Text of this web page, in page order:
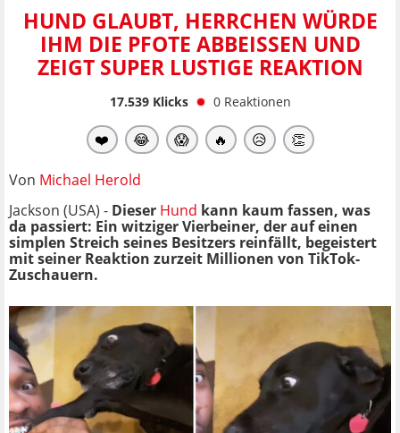
HUND GLAUBT, HERRCHEN WÜRDE
IHM DIE PFOTE ABBEISSEN UND Z
EIGT SUPER LUSTIGE REAKTION
17.539Klicks 0 Reaktionen
❤️ 😂 😱 🔥 😥 👏
Von Michael Herold
Jackson (USA) - Dieser Hund kann kaum fassen, was
da passiert: Ein witziger Vierbeiner, der auf einen
simplen Streich seines Besitzers reinfällt, begeistert
mit seiner Reaktion zurzeit Millionen von TikTok-
Zuschauern.